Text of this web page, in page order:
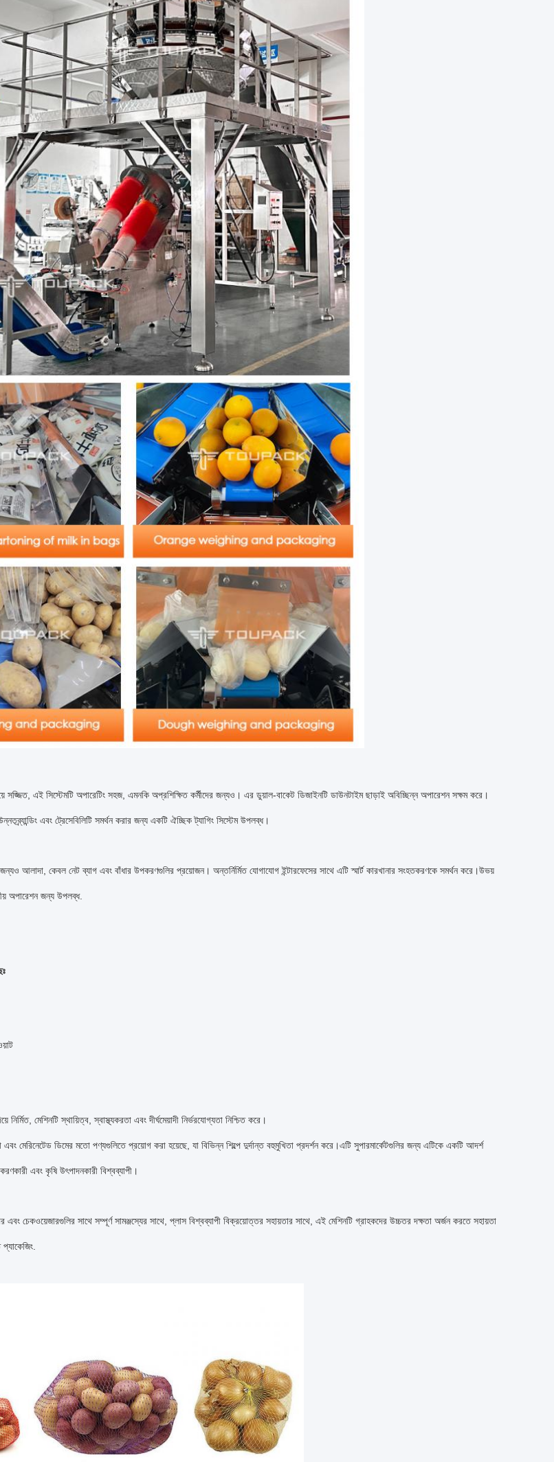
সজ্জিত, এই সিস্টেমটি অপারেটিং সহজ, এমনকি অপ্রশিক্ষিত কর্মীদের জন্যও। এর ডুয়াল-বাকেট ডিজাইনটি ডাউনটাইম ছাড়াই অবিচ্ছিন্ন অপারেশন সক্ষম করে।
এবং ট্রেসেবিলিটি সমর্থন করার জন্য একটি ঐচ্ছিক ট্যাগিং সিস্টেম উপলব্ধ।
আলাদা, কেবল নেট ব্যাগ এবং বাঁধার উপকরণগুলির প্রয়োজন। অন্তর্নির্মিত যোগাযোগ ইন্টারফেসের সাথে এটি স্মার্ট কারখানার সংহতকরণকে সমর্থন করে।উভয়
অপারেশন জন্য উপলব্ধ.
নির্মিত, মেশিনটি স্থায়িত্ব, স্বাস্থ্যকরতা এবং দীর্ঘমেয়াদী নির্ভরযোগ্যতা নিশ্চিত করে।
মেরিনেটেড ডিমের মতো পণ্যগুলিতে প্রয়োগ করা হয়েছে, যা বিভিন্ন শিল্পে দুর্দান্ত বহুমুখিতা প্রদর্শন করে।এটি সুপারমার্কেটগুলির জন্য এটিকে একটি আদর্শ
এবং কৃষি উৎপাদনকারী বিশ্বব্যাপী।
চেকওয়েজারগুলির সাথে সম্পূর্ণ সামঞ্জস্যের সাথে, প্লাস বিশ্বব্যাপী বিক্রয়োত্তর সহায়তার সাথে, এই মেশিনটি গ্রাহকদের উচ্চতর দক্ষতা অর্জন করতে সহায়তা